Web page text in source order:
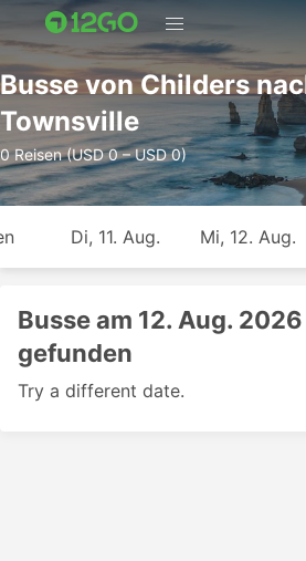
Busse von Childers
Townsville
0 Reisen (USD 0 – USD 0)
Di, 11. Aug. Mi, 12. Aug.
Busse am 12. Aug.
gefunden
Try a different date.